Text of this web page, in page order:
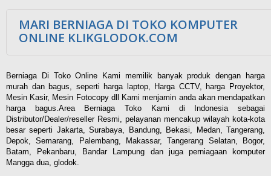
MARI BERNIAGA DI TOKO KOMPUTER
ONLINE KLIKGLODOK.COM
Berniaga Di Toko Online Kami memilik banyak produk dengan harga
murah dan bagus, seperti harga laptop, Harga CCTV, harga Proyektor,
Mesin Kasir, Mesin Fotocopy dll Kami menjamin anda akan mendapatkan
harga bagus.Area Berniaga Toko Kami di Indonesia sebagai
Distributor/Dealer/reseller Resmi, pelayanan mencakup wilayah kota-kota
besar seperti Jakarta, Surabaya, Bandung, Bekasi, Medan, Tangerang,
Depok, Semarang, Palembang, Makassar, Tangerang Selatan, Bogor,
Batam, Pekanbaru, Bandar Lampung dan juga perniagaan komputer
Mangga dua, glodok.